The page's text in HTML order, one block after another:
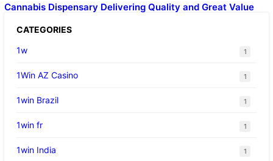
Cannabis Dispensary Delivering Quality and Great Value
CATEGORIES
1w
1
1Win AZ Casino 1
1win Brazil 1
1win fr 1
1win India 1